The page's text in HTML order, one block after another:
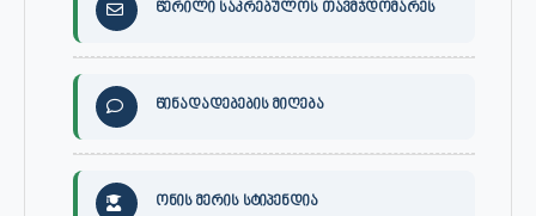
წერილი საკრებულოს თავმჯდომარეს
წინადადებების მიღება
ონის მერის სტიპენდია